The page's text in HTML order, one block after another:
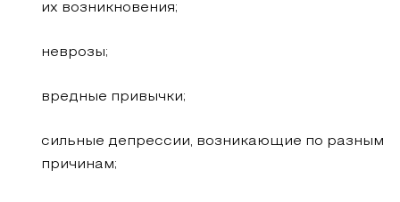
их возникновения;
неврозы;
вредные привычки;
сильные депрессии, возникающие по разным
причинам;